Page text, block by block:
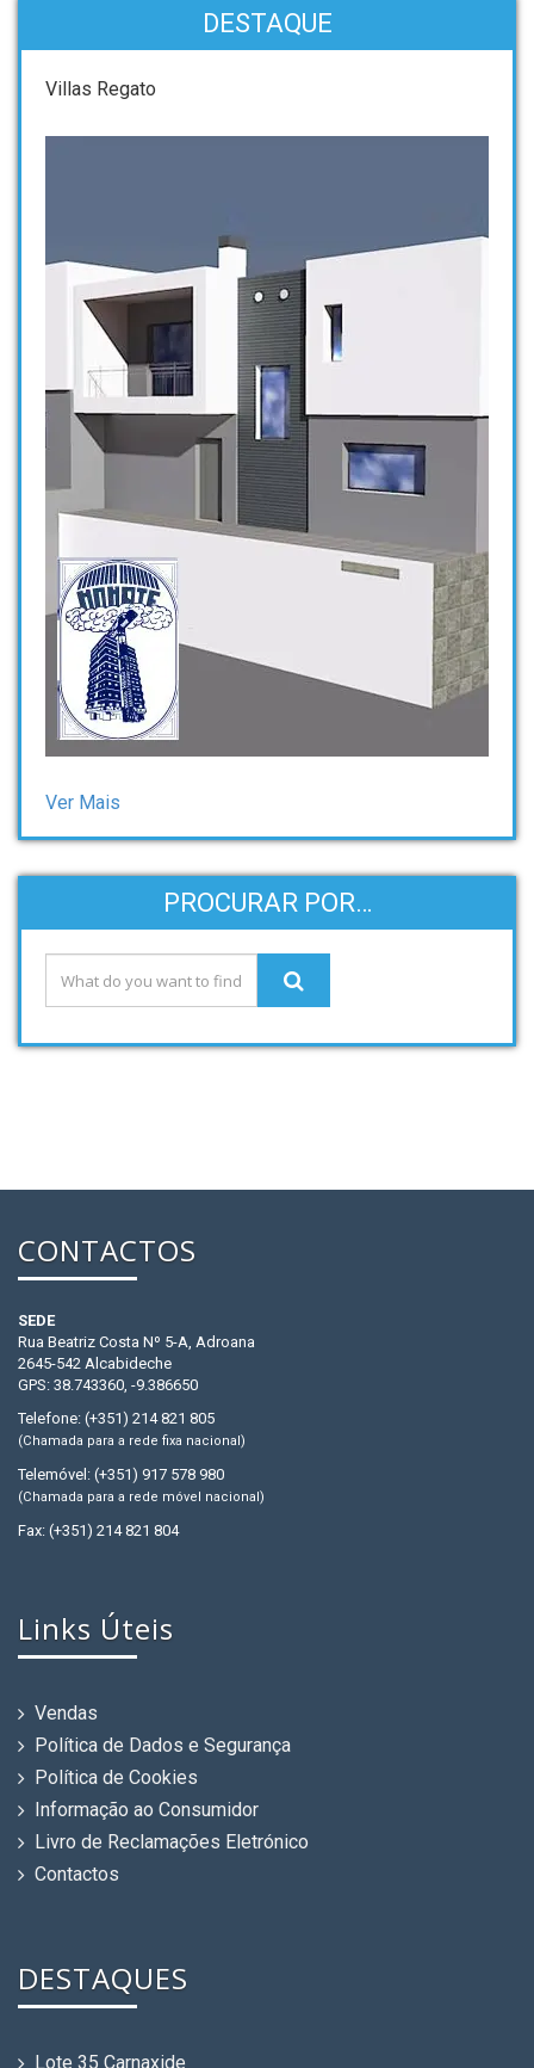
DESTAQUE
Villas Regato
Ver Mais
PROCURAR POR…
CONTACTOS
SEDE
Rua Beatriz Costa Nº 5-A, Adroana
2645-542 Alcabideche
GPS: 38.743360, -9.386650
Telefone: (+351) 214 821 805
(Chamada para a rede fixa nacional)
Telemóvel: (+351) 917 578 980
(Chamada para a rede móvel nacional)
Fax: (+351) 214 821 804
Links Úteis
Vendas
Política de Dados e Segurança
Política de Cookies
Informação ao Consumidor
Livro de Reclamações Eletrónico
Contactos
DESTAQUES
Lote 35 Carnaxide